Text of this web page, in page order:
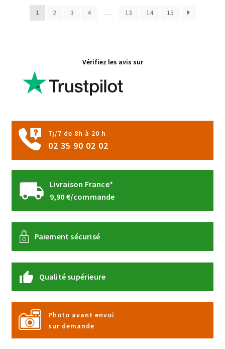
choisies
1 2 3 4 … 13 14 15
Vérifiez les avis sur
7j/7 de 8h à 20 h
02 35 90 02 02
Livraison France*
9,90 €/commande
Paiement sécurisé
Qualité supérieure
Photo avant envoi
sur demande